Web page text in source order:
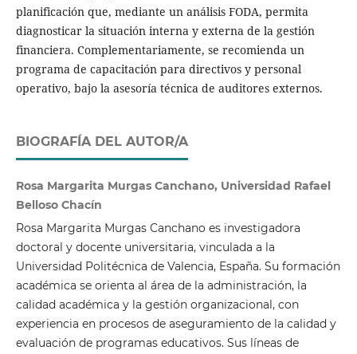
planificación que, mediante un análisis FODA, permita
diagnosticar la situación interna y externa de la gestión
financiera. Complementariamente, se recomienda un
programa de capacitación para directivos y personal
operativo, bajo la asesoría técnica de auditores externos.
BIOGRAFÍA DEL AUTOR/A
Rosa Margarita Murgas Canchano, Universidad Rafael
Belloso Chacín
Rosa Margarita Murgas Canchano es investigadora
doctoral y docente universitaria, vinculada a la
Universidad Politécnica de Valencia, España. Su formación
académica se orienta al área de la administración, la
calidad académica y la gestión organizacional, con
experiencia en procesos de aseguramiento de la calidad y
evaluación de programas educativos. Sus líneas de